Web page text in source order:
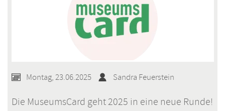
Montag, 23.06.2025 Sandra Feuerstein
Die MuseumsCard geht 2025 in eine neue Runde!